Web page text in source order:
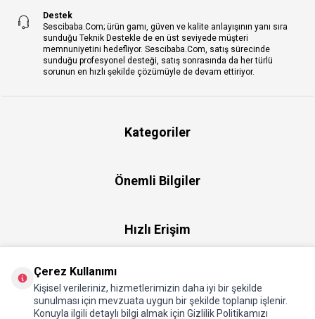
Destek
Sescibaba.Com; ürün gamı, güven ve kalite anlayışının yanı sıra
sunduğu Teknik Destekle de en üst seviyede müşteri
memnuniyetini hedefliyor. Sescibaba.Com, satış sürecinde
sunduğu profesyonel desteği, satış sonrasında da her türlü
sorunun en hızlı şekilde çözümüyle de devam ettiriyor.
Kategoriler
Önemli Bilgiler
Hızlı Erişim
Çerez Kullanımı
Kişisel verileriniz, hizmetlerimizin daha iyi bir şekilde
sunulması için mevzuata uygun bir şekilde toplanıp işlenir.
Konuyla ilgili detaylı bilgi almak için Gizlilik Politikamızı